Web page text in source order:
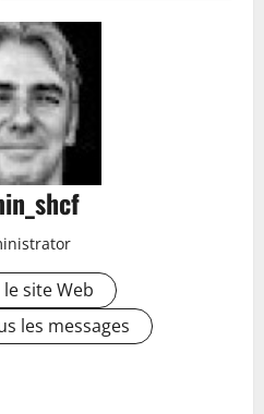
site Web
les messages